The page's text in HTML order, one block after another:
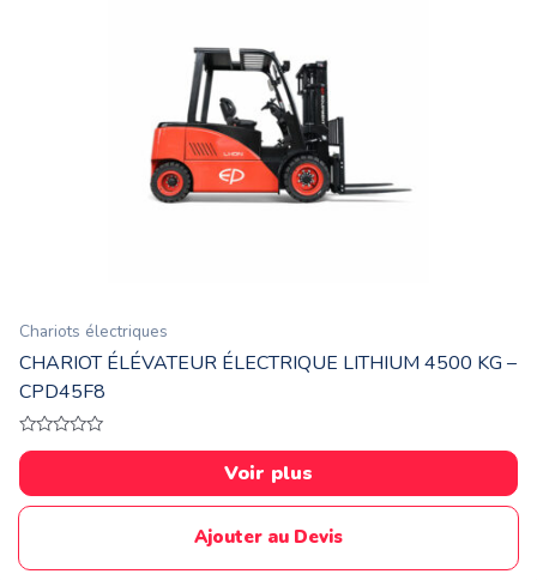
Chariots électriques
CHARIOT ÉLÉVATEUR ÉLECTRIQUE LITHIUM 4500 KG –
CPD45F8
Note
0
5
Voir plus
Ajouter au Devis